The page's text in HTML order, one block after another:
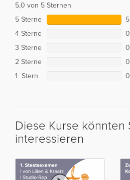
5,0 von 5 Sternen
5 Sterne
5
4 Sterne
0
3 Sterne
0
2 Sterne
0
1 Stern
0
Diese Kurse könnten
interessieren